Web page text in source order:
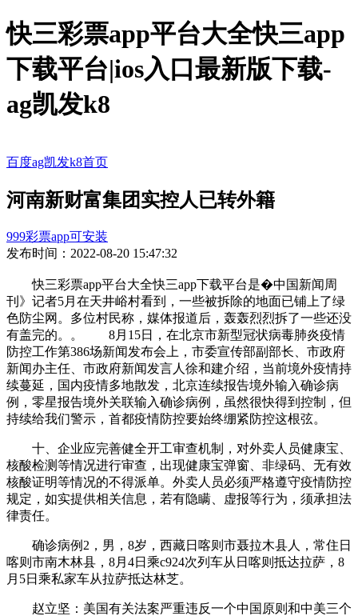
快三彩票app平台大全快三app
下载平台|ios入口最新版下载-
ag凯发k8
百度ag凯发k8首页
河南新财富集团实控人已转外籍
999彩票app可安装
发布时间：2022-08-20 15:47:32
快三彩票app平台大全快三app下载平台是�中国新闻周
刊》记者5月在天井峪村看到，一些被拆除的地面已铺上了绿
色防尘网。多位村民称，媒体报道后，轰轰烈烈拆了一些还没
有盖完的。。 8月15日，在北京市新型冠状病毒肺炎疫情
防控工作第386场新闻发布会上，市委宣传部副部长、市政府
新闻办主任、市政府新闻发言人徐和建介绍，当前境外疫情持
续蔓延，国内疫情多地散发，北京连续报告境外输入确诊病
例，零星报告境外关联输入确诊病例，虽然很快得到控制，但
持续给我们警示，首都疫情防控要始终绷紧防控这根弦。
十、企业应完善健全开工审查机制，对外卖人员健康宝、
核酸检测等情况进行审查，出现健康宝弹窗、非绿码、无有效
核酸证明等情况的不得派单。外卖人员必须严格遵守疫情防控
规定，如实提供相关信息，若有隐瞒、虚报等行为，须承担法
律责任。
确诊病例2，男，8岁，西藏日喀则市聂拉木县人，常住日
喀则市南木林县，8月4日乘c924次列车从日喀则抵达拉萨，8
月5日乘私家车从拉萨抵达林芝。
赵立坚：美国有关法案严重违反一个中国原则和中美三个